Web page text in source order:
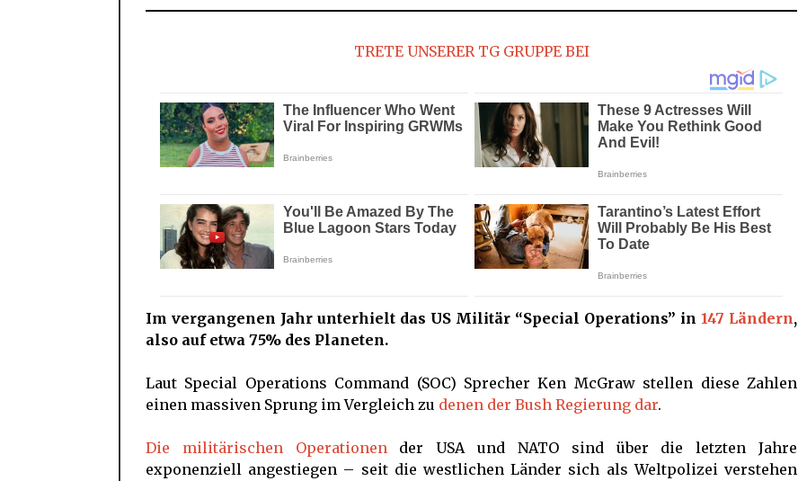
7,
TRETE UNSERER TG GRUPPE BEI
Im vergangenen Jahr unterhielt das US Militär “Special Operations” in 147 Ländern,
also auf etwa 75% des Planeten.
Laut Special Operations Command (SOC) Sprecher Ken McGraw stellen diese Zahlen
einen massiven Sprung im Vergleich zu denen der Bush Regierung dar.
Die militärischen Operationender USA und NATO sind über die letzten Jahre
exponenziell angestiegen – seit die westlichen Länder sich als Weltpolizei verstehen